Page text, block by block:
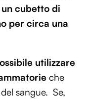
un cubetto di
per circa una
utilizzare
che
sangue. Se,